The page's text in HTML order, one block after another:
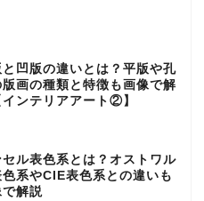
と凹版の違いとは？平版や孔
版画の種類と特徴も画像で解
インテリアアート②】
セル表色系とは？オストワル
色系やCIE表色系との違いも
で解説